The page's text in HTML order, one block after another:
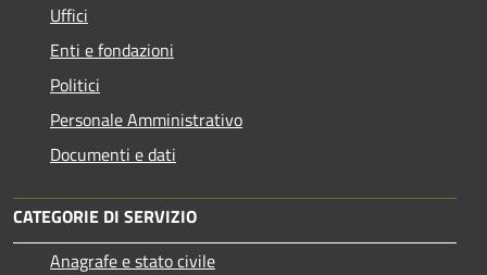
Uffici
Enti e fondazioni
Politici
Personale Amministrativo
Documenti e dati
CATEGORIE DI SERVIZIO
Anagrafe e stato civile